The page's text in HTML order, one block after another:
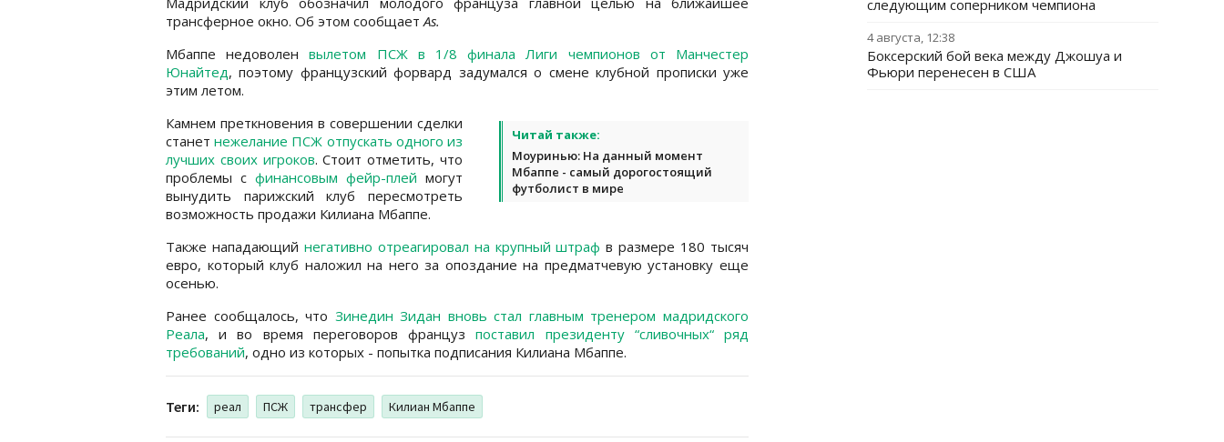
трансферное окно. Об этом сообщает As.
Мбаппе недоволенвылетом ПСЖ в 1/8 финала Лиги чемпионов от Манчестер
Юнайтед, поэтому французский форвард задумался о смене клубной прописки уже
этим летом.
Читай также:
Моуринью: На данный момент
Мбаппе - самый дорогостоящий
футболист в мире
Камнем преткновения в совершении сделки
станет нежелание ПСЖ отпускать одного из
лучших своих игроков. Стоит отметить, что
проблемы с финансовым фейр-плей могут
вынудить парижский клуб пересмотреть
возможность продажи Килиана Мбаппе.
Также нападающий негативно отреагировал на крупный штраф в размере 180 тысяч
евро, который клуб наложил на него за опоздание на предматчевую установку еще
осенью.
Ранее сообщалось, что Зинедин Зидан вновь стал главным тренером мадридского
Реала, и во время переговоров французпоставил президенту “сливочных“ ряд
требований, одно из которых - попытка подписания Килиана Мбаппе.
Теги: реал ПСЖ трансфер Килиан Мбаппе
следующим соперником чемпиона
4 августа, 12:38
Боксерский бой века между Джошуа и
Фьюри перенесен в США